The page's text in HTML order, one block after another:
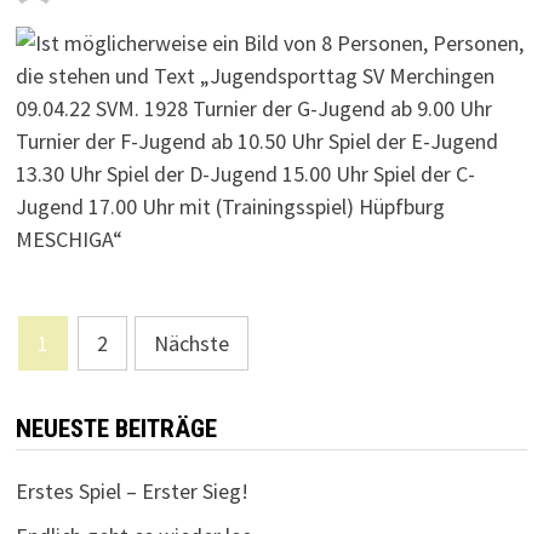
Seitennummerierung
der
Beiträge
1 2 Nächste
NEUESTE BEITRÄGE
Erstes Spiel – Erster Sieg!